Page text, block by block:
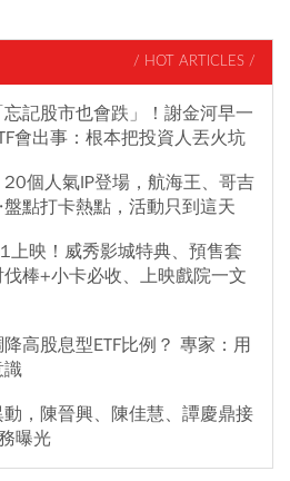
/ HOT ARTICLES /
記股市也會跌」！謝金河早一
會出事：根本把投資人丟火坑
個人氣IP登場，航海王、哥吉
點打卡熱點，活動只到這天
上映！威秀影城特典、預售套
棒+小卡必收、上映戲院一文
高股息型ETF比例？ 專家：用
識
，陳晉興、陳佳慧、譚慶鼎接
曝光